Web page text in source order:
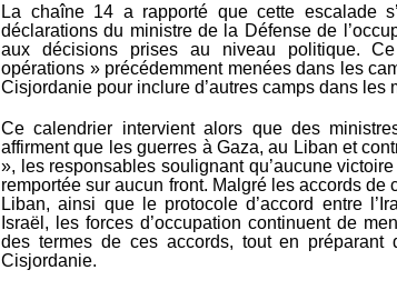
La chaîne 14 a rapporté que cette escalade
déclarations du ministre de la Défense de
aux décisions prises au niveau politique.
opérations » précédemment menées dans les
Cisjordanie pour inclure d’autres camps dans les
Ce calendrier intervient alors que des
affirment que les guerres à Gaza, au Liban et
», les responsables soulignant qu’aucune
remportée sur aucun front. Malgré les accords de
Liban, ainsi que le protocole d’accord entre
Israël, les forces d’occupation continuent de
des termes de ces accords, tout en préparant
Cisjordanie.